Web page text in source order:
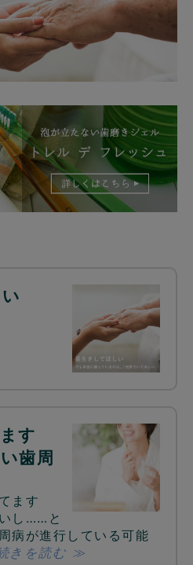
す
歯周
ます
し……と
病が進行している可能
きを読む ≫